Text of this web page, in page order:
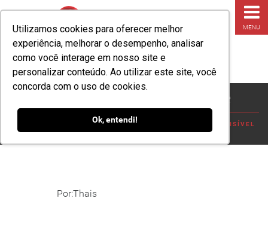
Utilizamos cookies para oferecer melhor
experiência, melhorar o desempenho, analisar
como você interage em nosso site e
personalizar conteúdo. Ao utilizar este site, você
concorda com o uso de cookies.
Ok, entendi!
MENU
Agronegocio, antifraude
PERDI PRODUTO NO SILO: O PREJUÍZO INVISÍVEL
DO AGRO, E COMO EVITAR?»AGRONEGOCIO, ANTIFRAUDE
Por:Thais